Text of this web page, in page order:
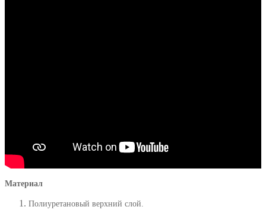
Материал
Полиуретановый верхний слой.